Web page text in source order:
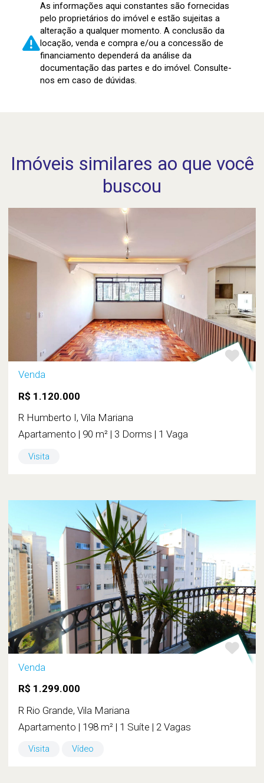
As informações aqui constantes são fornecidas
pelo proprietários do imóvel e estão sujeitas a
alteração a qualquer momento. A conclusão da
locação, venda e compra e/ou a concessão de
financiamento dependerá da análise da
documentação das partes e do imóvel. Consulte-
nos em caso de dúvidas.
Imóveis similares ao que você
buscou
Venda
R$ 1.120.000
R Humberto I, Vila Mariana
Apartamento | 90 m² | 3 Dorms | 1 Vaga
Visita
Venda
R$ 1.299.000
R Rio Grande, Vila Mariana
Apartamento | 198 m² | 1 Suíte | 2 Vagas
Visita Vídeo